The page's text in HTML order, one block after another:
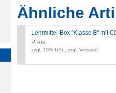
Ähnliche
Lehrmittel-Box "Klasse B" mit
Preis:
zzgl. 19% USt., zzgl. Versand